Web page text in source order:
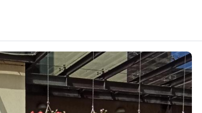
Европа
Австрия
Бельгия
Азия
ОАЭ
Таиланд
Венгрия
Вьетнам
Германия
Голландия
Гренландия
Греция
Leonardo
Leonardo Club
Isla Brown Eilat
Смотреть все